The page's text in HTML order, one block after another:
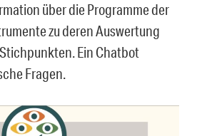
über die Programme der
zu deren Auswertung
Ein Chatbot
Fragen.